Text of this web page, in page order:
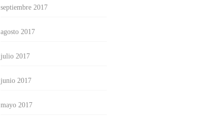
septiembre 2017
agosto 2017
julio 2017
junio 2017
mayo 2017